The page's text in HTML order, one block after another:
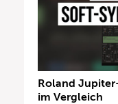
Roland
im Vergleich